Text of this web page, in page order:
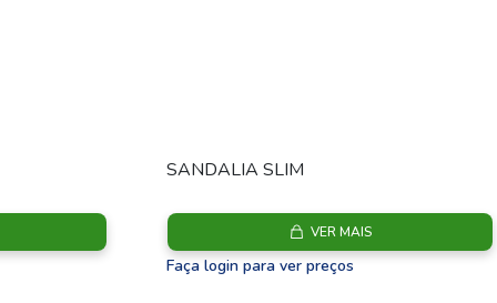
SANDALIA SLIM
VER MAIS
Faça login para ver preços